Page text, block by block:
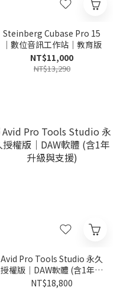
Steinberg Cubase Pro 15
｜數位音訊工作站｜教育版
NT$11,000
NT$13,290
Avid Pro Tools Studio 永久
授權版｜DAW軟體 (含1年升
級與支援)
NT$18,800